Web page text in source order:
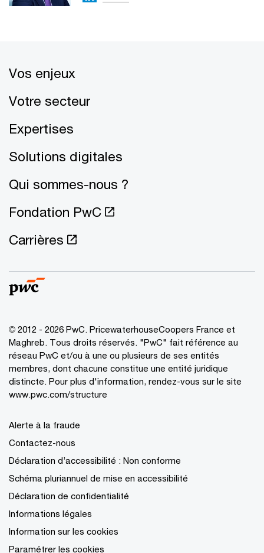
Vos enjeux
Votre secteur
Expertises
Solutions digitales
Qui sommes-nous ?
Fondation PwC
Carrières
© 2012 - 2026 PwC. PricewaterhouseCoopers France et
Maghreb. Tous droits réservés. "PwC" fait référence au
réseau PwC et/ou à une ou plusieurs de ses entités
membres, dont chacune constitue une entité juridique
distincte. Pour plus d'information, rendez-vous sur le site
www.pwc.com/structure
Alerte à la fraude
Contactez-nous
Déclaration d’accessibilité : Non conforme
Schéma pluriannuel de mise en accessibilité
Déclaration de confidentialité
Informations légales
Information sur les cookies
Paramétrer les cookies